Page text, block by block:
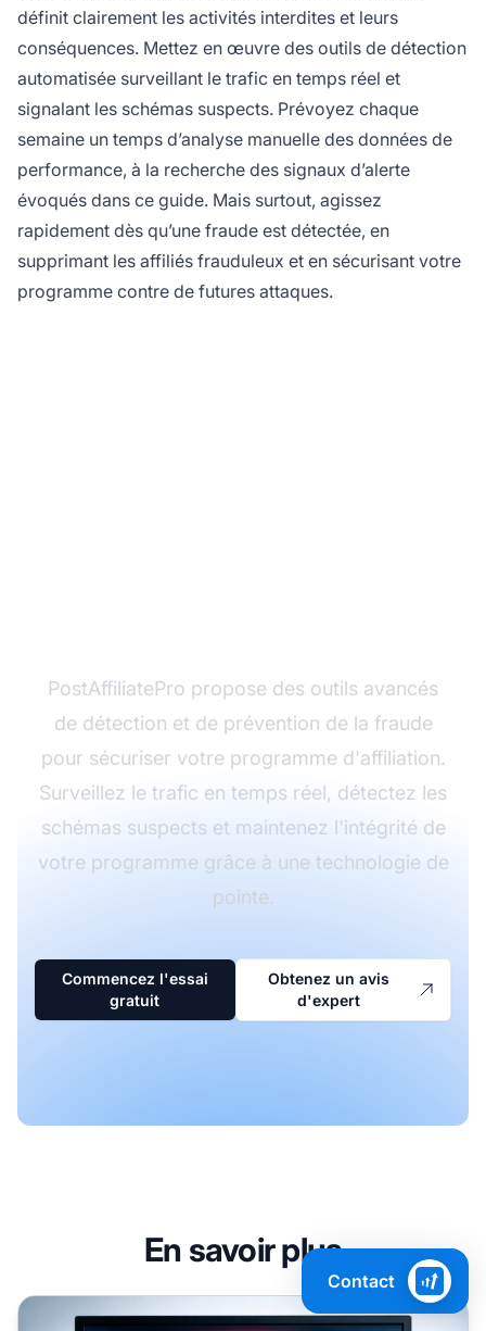
définit clairement les activités interdites et leurs
conséquences. Mettez en œuvre des outils de détection
automatisée surveillant le trafic en temps réel et
signalant les schémas suspects. Prévoyez chaque
semaine un temps d’analyse manuelle des données de
performance, à la recherche des signaux d’alerte
évoqués dans ce guide. Mais surtout, agissez
rapidement dès qu’une fraude est détectée, en
supprimant les affiliés frauduleux et en sécurisant votre
programme contre de futures attaques.
PostAffiliatePro propose des outils avancés
de détection et de prévention de la fraude
pour sécuriser votre programme d'affiliation.
Surveillez le trafic en temps réel, détectez les
schémas suspects et maintenez l'intégrité de
votre programme grâce à une technologie de
pointe.
Commencez l'essai
gratuit
Obtenez un avis
d'expert
En savoir plus
Qu'est-ce que la fraude à l'affiliation ?
Contact